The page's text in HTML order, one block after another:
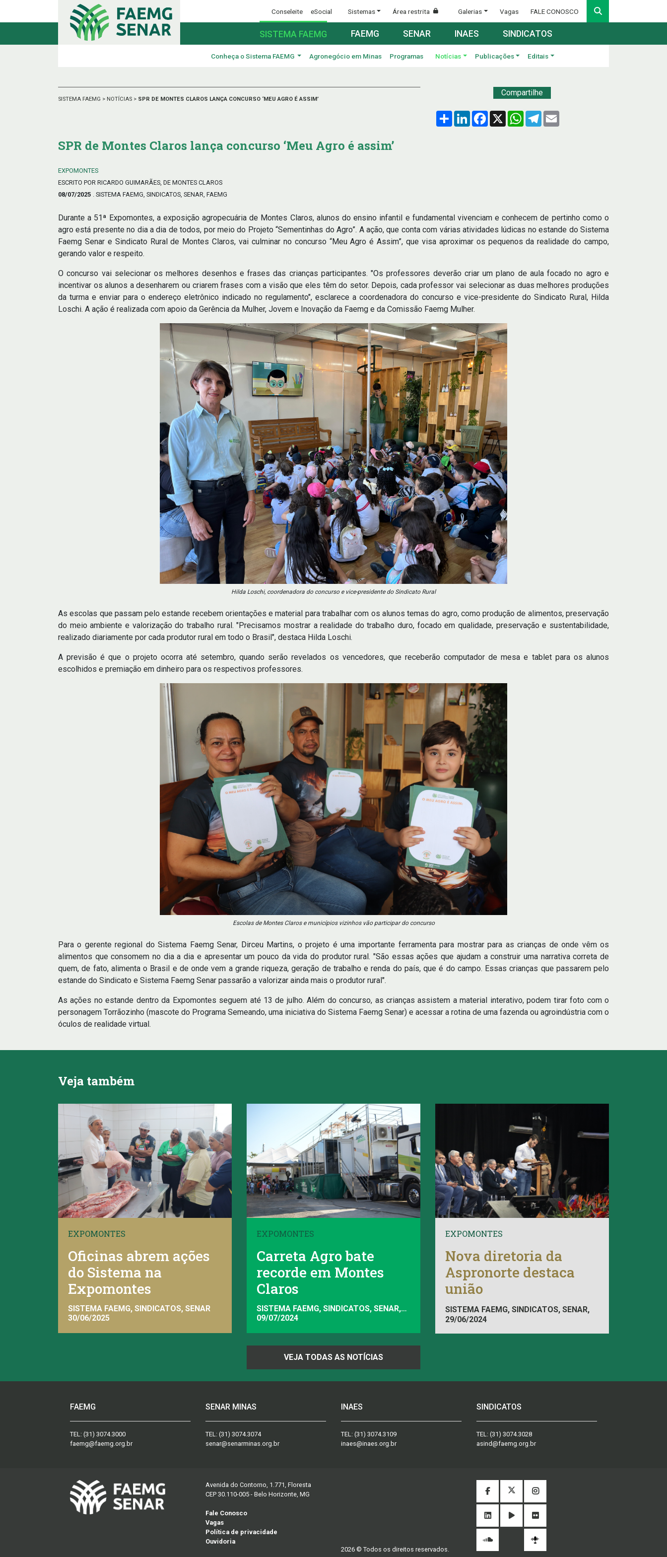
Conseleite eSocial Sistemas Área restrita Galerias Vagas FALE CONOSCO
SISTEMA FAEMG FAEMG SENAR INAES SINDICATOS
Conheça o Sistema FAEMG Agronegócio em Minas Programas Notícias Publicações Editais
SISTEMA FAEMG > NOTÍCIAS > SPR DE MONTES CLAROS LANÇA CONCURSO ‘MEU AGRO É ASSIM’
Compartilhe
Compartilhar
LinkedInFacebook
X WhatsApp
Telegram
SPR de Montes Claros lança concurso ‘Meu Agro é assim’
EXPOMONTES
ESCRITO POR RICARDO GUIMARÃES, DE MONTES CLAROS
08/07/2025 . SISTEMA FAEMG, SINDICATOS, SENAR, FAEMG
Durante a 51ª Expomontes, a exposição agropecuária de Montes Claros, alunos do ensino infantil e fundamental vivenciam e conhecem de pertinho como o
agro está presente no dia a dia de todos, por meio do Projeto “Sementinhas do Agro”. A ação, que conta com várias atividades lúdicas no estande do Sistema
Faemg Senar e Sindicato Rural de Montes Claros, vai culminar no concurso “Meu Agro é Assim”, que visa aproximar os pequenos da realidade do campo,
gerando valor e respeito.
O concurso vai selecionar os melhores desenhos e frases das crianças participantes. "Os professores deverão criar um plano de aula focado no agro e
incentivar os alunos a desenharem ou criarem frases com a visão que eles têm do setor. Depois, cada professor vai selecionar as duas melhores produções
da turma e enviar para o endereço eletrônico indicado no regulamento", esclarece a coordenadora do concurso e vice-presidente do Sindicato Rural, Hilda
Loschi. A ação é realizada com apoio da Gerência da Mulher, Jovem e Inovação da Faemg e da Comissão Faemg Mulher.
Hilda Loschi, coordenadora do concurso e vice-presidente do Sindicato Rural
As escolas que passam pelo estande recebem orientações e material para trabalhar com os alunos temas do agro, como produção de alimentos, preservação
do meio ambiente e valorização do trabalho rural. "Precisamos mostrar a realidade do trabalho duro, focado em qualidade, preservação e sustentabilidade,
realizado diariamente por cada produtor rural em todo o Brasil", destaca Hilda Loschi.
A previsão é que o projeto ocorra até setembro, quando serão revelados os vencedores, que receberão computador de mesa e tablet para os alunos
escolhidos e premiação em dinheiro para os respectivos professores.
Escolas de Montes Claros e municípios vizinhos vão participar do concurso
Para o gerente regional do Sistema Faemg Senar, Dirceu Martins, o projeto é uma importante ferramenta para mostrar para as crianças de onde vêm os
alimentos que consomem no dia a dia e apresentar um pouco da vida do produtor rural. "São essas ações que ajudam a construir uma narrativa correta de
quem, de fato, alimenta o Brasil e de onde vem a grande riqueza, geração de trabalho e renda do país, que é do campo. Essas crianças que passarem pelo
estande do Sindicato e Sistema Faemg Senar passarão a valorizar ainda mais o produtor rural".
As ações no estande dentro da Expomontes seguem até 13 de julho. Além do concurso, as crianças assistem a material interativo, podem tirar foto com o
personagem Torrãozinho (mascote do Programa Semeando, uma iniciativa do Sistema Faemg Senar) e acessar a rotina de uma fazenda ou agroindústria com o
óculos de realidade virtual.
Veja também
EXPOMONTES
Oficinas abrem ações
do Sistema na
Expomontes
SISTEMA FAEMG, SINDICATOS, SENAR
30/06/2025
EXPOMONTES
Carreta Agro bate
recorde em Montes
Claros
SISTEMA FAEMG, SINDICATOS, SENAR,
FAEMG
09/07/2024
EXPOMONTES
Nova diretoria da
Aspronorte destaca
união
SISTEMA FAEMG, SINDICATOS, SENAR,
INAES, FAEMG
29/06/2024
VEJA TODAS AS NOTÍCIAS
FAEMG
TEL: (31) 3074.3000
faemg@faemg.org.br
SENAR MINAS
TEL: (31) 3074.3074
senar@senarminas.org.br
INAES
TEL: (31) 3074.3109
inaes@inaes.org.br
SINDICATOS
TEL: (31) 3074.3028
asind@faemg.org.br
Avenida do Contorno, 1.771, Floresta
CEP 30.110-005 - Belo Horizonte, MG
Fale Conosco
Vagas
Política de privacidade
Ouvidoria
2026 © Todos os direitos reservados.